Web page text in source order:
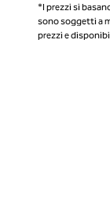
*I prezzi si
sono soggetti a
prezzi e